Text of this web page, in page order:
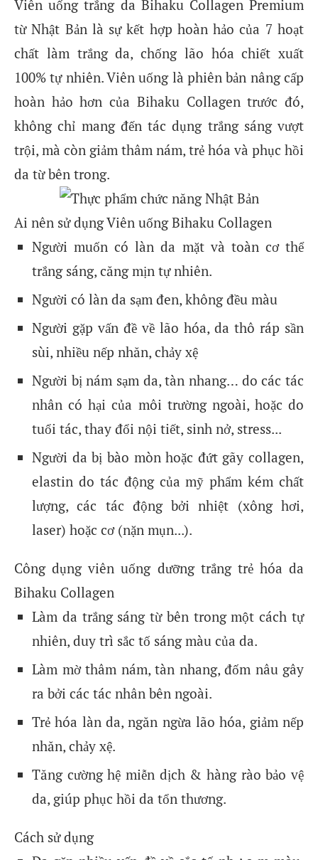
Viên uống trắng da Bihaku Collagen Premium
từ Nhật Bản là sự kết hợp hoàn hảo của 7 hoạt
chất làm trắng da, chống lão hóa chiết xuất
100% tự nhiên. Viên uống là phiên bản nâng cấp
hoàn hảo hơn của Bihaku Collagen trước đó,
không chỉ mang đến tác dụng trắng sáng vượt
trội, mà còn giảm thâm nám, trẻ hóa và phục hồi
da từ bên trong.
Ai nên sử dụng Viên uống Bihaku Collagen
Người muốn có làn da mặt và toàn cơ thể
trắng sáng, căng mịn tự nhiên.
Người có làn da sạm đen, không đều màu
Người gặp vấn đề về lão hóa, da thô ráp sần
sùi, nhiều nếp nhăn, chảy xệ
Người bị nám sạm da, tàn nhang… do các tác
nhân có hại của môi trường ngoài, hoặc do
tuổi tác, thay đổi nội tiết, sinh nở, stress...
Người da bị bào mòn hoặc đứt gãy collagen,
elastin do tác động của mỹ phẩm kém chất
lượng, các tác động bởi nhiệt (xông hơi,
laser) hoặc cơ (nặn mụn...).
Công dụng viên uống dưỡng trắng trẻ hóa da
Bihaku Collagen
Làm da trắng sáng từ bên trong một cách tự
nhiên, duy trì sắc tố sáng màu của da.
Làm mờ thâm nám, tàn nhang, đốm nâu gây
ra bởi các tác nhân bên ngoài.
Trẻ hóa làn da, ngăn ngừa lão hóa, giảm nếp
nhăn, chảy xệ.
Tăng cường hệ miễn dịch & hàng rào bảo vệ
da, giúp phục hồi da tổn thương.
Cách sử dụng